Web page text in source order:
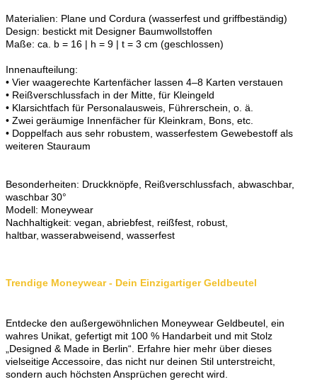
Materialien: Plane und Cordura (wasserfest und griffbeständig)
Design: bestickt mit Designer Baumwollstoffen
Maße: ca. b = 16 | h = 9 | t = 3 cm (geschlossen)
Innenaufteilung:
• Vier waagerechte Kartenfächer lassen 4–8 Karten verstauen
• Reißverschlussfach in der Mitte, für Kleingeld
• Klarsichtfach für Personalausweis, Führerschein, o. ä.
• Zwei geräumige Innenfächer für Kleinkram, Bons, etc.
• Doppelfach aus sehr robustem, wasserfestem Gewebestoff als
weiteren Stauraum
Besonderheiten: Druckknöpfe, Reißverschlussfach, abwaschbar,
waschbar 30°
Modell: Moneywear
Nachhaltigkeit: vegan, abriebfest, reißfest, robust,
haltbar, wasserabweisend, wasserfest
Trendige Moneywear - Dein Einzigartiger Geldbeutel
Entdecke den außergewöhnlichen Moneywear Geldbeutel, ein
wahres Unikat, gefertigt mit 100 % Handarbeit und mit Stolz
„Designed & Made in Berlin“. Erfahre hier mehr über dieses
vielseitige Accessoire, das nicht nur deinen Stil unterstreicht,
sondern auch höchsten Ansprüchen gerecht wird.